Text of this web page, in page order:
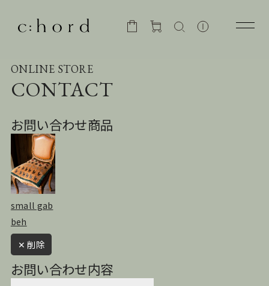
ONLINE STORE
CONTACT
お問い合わせ商品
small gab
beh
✕ 削除
お問い合わせ内容